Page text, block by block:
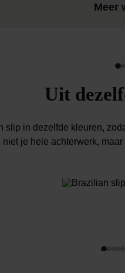
Meer
Uit
slip in dezelfde kleuren,
je hele achterwerk,